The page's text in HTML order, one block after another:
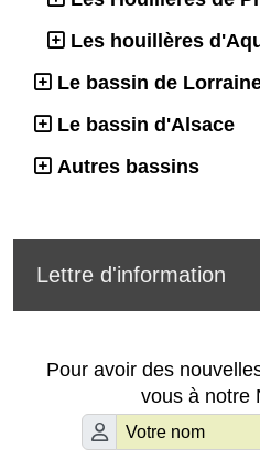
Les houillères
Le bassin de
Le bassin d'Alsace
Autres bassins
Lettre d'information
Pour avoir des
vous à notre